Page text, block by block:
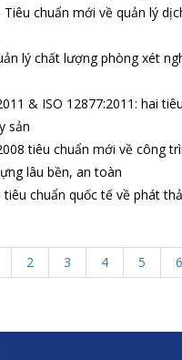
Tiêu chuẩn mới về quản lý
lý chất lượng phòng xét
& ISO 12877:2011: hai
sản
tiêu chuẩn mới về công
lâu bền, an toàn
tiêu chuẩn quốc tế về phát
2 3 4 5 6